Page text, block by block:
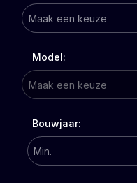
Model:
Bouwjaar: